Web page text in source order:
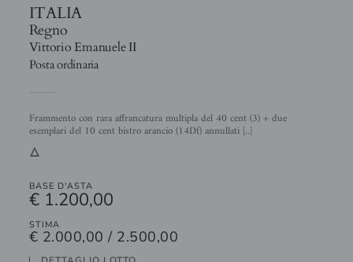
ITALIA
Regno
Vittorio Emanuele II
Posta ordinaria
Frammento con rara affrancatura multipla del 40 cent (3) + due
esemplari del 10 cent bistro arancio (14Df) annullati [..]
3
BASE D'ASTA
€ 1.200,00
STIMA
€ 2.000,00 / 2.500,00